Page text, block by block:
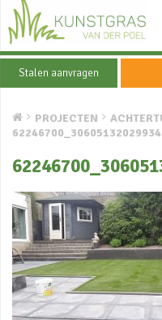
Stalen aanvragen
PROJECTEN